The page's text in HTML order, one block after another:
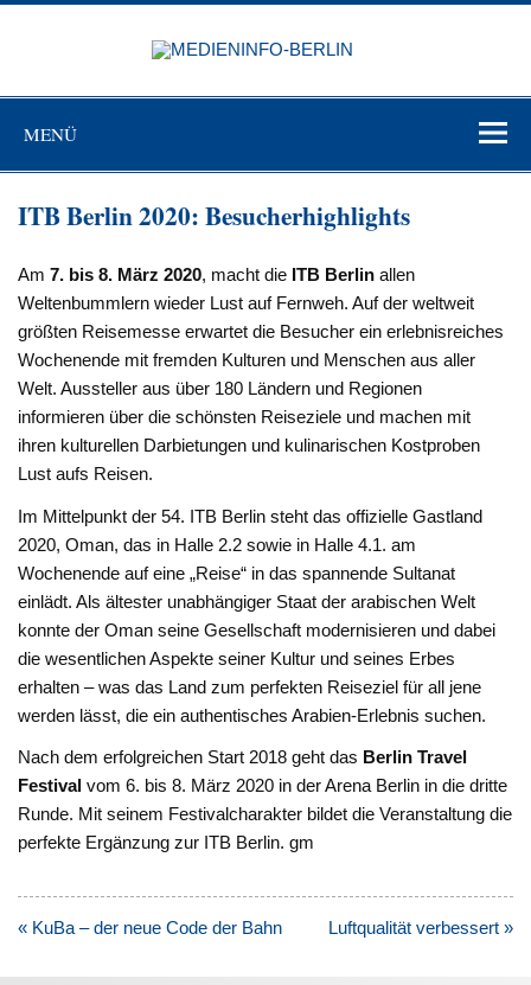
Zum
MENÜ
ITB Berlin 2020: Besucherhighlights
Am7. bis 8. März 2020, macht die ITB Berlin allen
Weltenbummlern wieder Lust auf Fernweh. Auf der weltweit
größten Reisemesse erwartet die Besucher ein erlebnisreiches
Wochenende mit fremden Kulturen und Menschen aus aller
Welt. Aussteller aus über 180 Ländern und Regionen
informieren über die schönsten Reiseziele und machen mit
ihren kulturellen Darbietungen und kulinarischen Kostproben
Lust aufs Reisen.
Im Mittelpunkt der 54. ITB Berlin steht das offizielle Gastland
2020, Oman, das in Halle 2.2 sowie in Halle 4.1. am
Wochenende auf eine „Reise“ in das spannende Sultanat
einlädt. Als ältester unabhängiger Staat der arabischen Welt
konnte der Oman seine Gesellschaft modernisieren und dabei
die wesentlichen Aspekte seiner Kultur und seines Erbes
erhalten – was das Land zum perfekten Reiseziel für all jene
werden lässt, die ein authentisches Arabien-Erlebnis suchen.
Nach dem erfolgreichen Start 2018 geht das Berlin Travel
Festival vom 6. bis 8. März 2020 in der Arena Berlin in die dritte
Runde. Mit seinem Festivalcharakter bildet die Veranstaltung die
perfekte Ergänzung zur ITB Berlin. gm
Beitragsnavigation
« KuBa – der neue Code der Bahn Luftqualität verbessert »